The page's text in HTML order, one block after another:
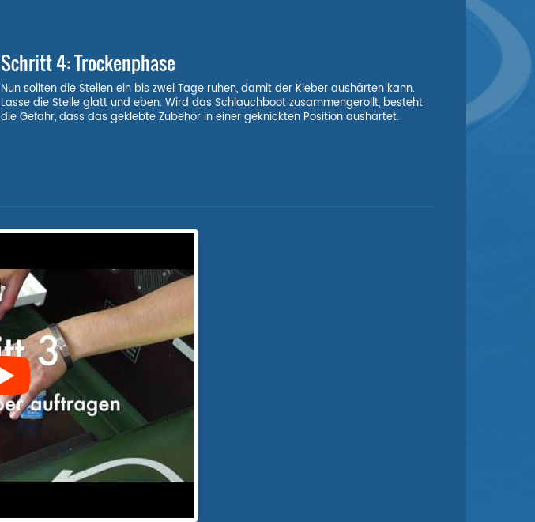
Schritt 4: Trockenphase
Nun sollten die Stellen ein bis zwei Tage ruhen, damit der Kleber aushärten kann.
Lasse die Stelle glatt und eben. Wird das Schlauchboot zusammengerollt, besteht
die Gefahr, dass das geklebte Zubehör in einer geknickten Position aushärtet.